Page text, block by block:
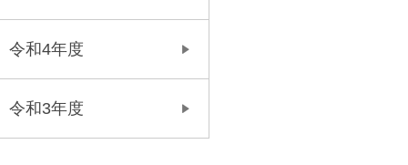
令和4年度
令和3年度